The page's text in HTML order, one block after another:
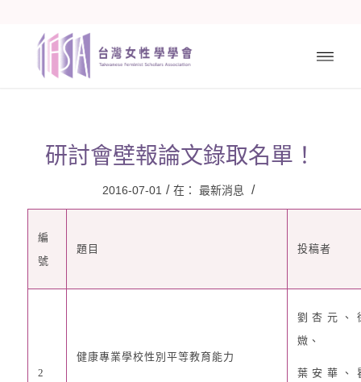
研討會壁報論文錄取名單！
2016-07-01 / 在： 最新消息 /
編
號
題目 投稿者
2
健康專業學校性別平等教育能力
劉杏元、
媺、
葉安華、